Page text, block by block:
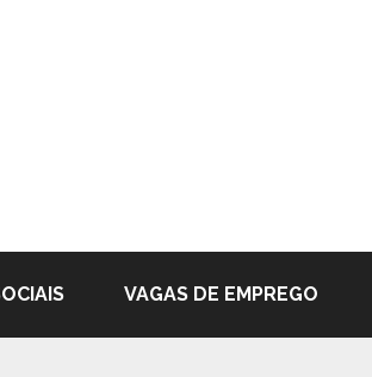
VAGAS DE EMPREGO